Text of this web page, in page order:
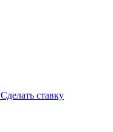
Сделать ставку